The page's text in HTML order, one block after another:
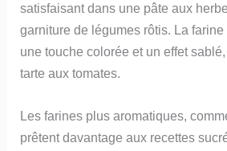
satisfaisant dans une pâte aux
garniture de légumes rôtis. La
une touche colorée et un effet
tarte aux tomates.
Les farines plus aromatiques,
prêtent davantage aux recettes